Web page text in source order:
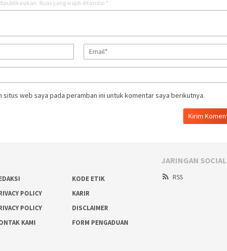
Ruas yang wajib ditandai *
situs web saya pada peramban ini untuk komentar saya berikutnya.
KODE ETIK
POLICY
KARIR
POLICY
DISCLAIMER
KAMI
FORM PENGADUAN
JARINGAN SOCIAL
RSS